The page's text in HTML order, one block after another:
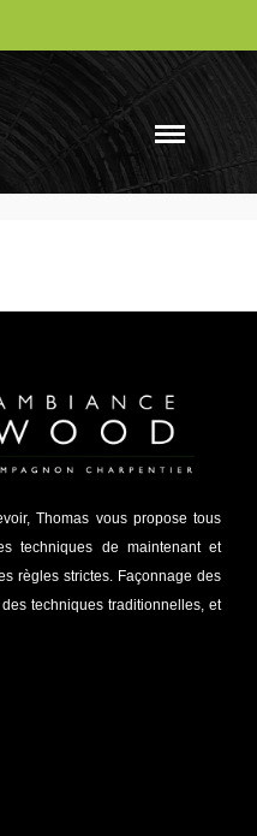
bois
en bois style vieux
double panneautage pour
à Hem (59510)
Thomas vous propose tous
techniques de maintenant et
règles strictes. Façonnage des
techniques traditionnelles, et